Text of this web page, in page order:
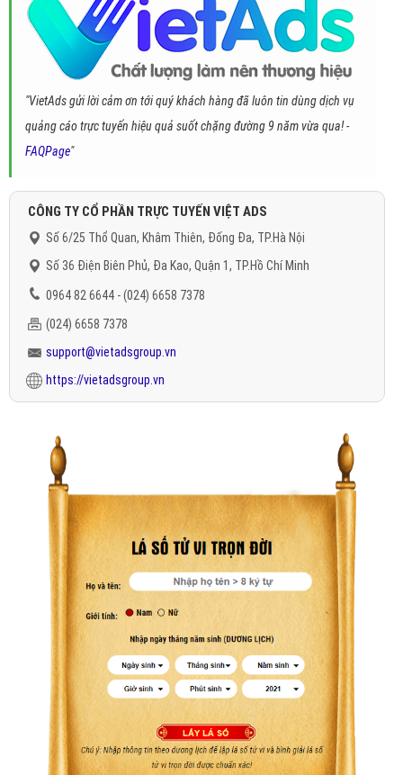
"VietAds gửi lời cảm ơn tới quý khách hàng đã luôn tin dùng dịch vụ
quảng cáo trực tuyến hiệu quả suốt chặng đường 9 năm vừa qua! -
FAQPage"
CÔNG TY CỔ PHẦN TRỰC TUYẾN VIỆT ADS
Số 6/25 Thổ Quan, Khâm Thiên, Đống Đa, TP.Hà Nội
Số 36 Điện Biên Phủ, Đa Kao, Quận 1, TP.Hồ Chí Minh
0964 82 6644 - (024) 6658 7378
(024) 6658 7378
support@vietadsgroup.vn
https://vietadsgroup.vn